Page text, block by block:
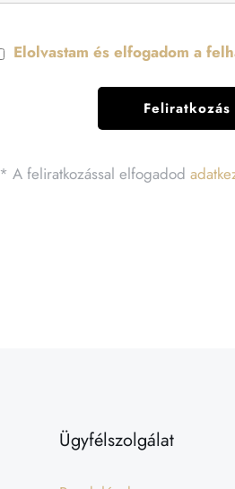
Elolvastam és elfogadom a
* A feliratkozással elfogadod
Ügyfélszolgálat